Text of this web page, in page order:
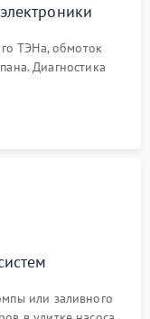
ТЭНа, обмоток
Диагностика
мутности,
управления.
или заливного